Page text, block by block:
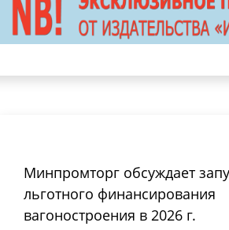
Минпромторг обсуждает
льготного финансирования
вагоностроения в 2026 г.